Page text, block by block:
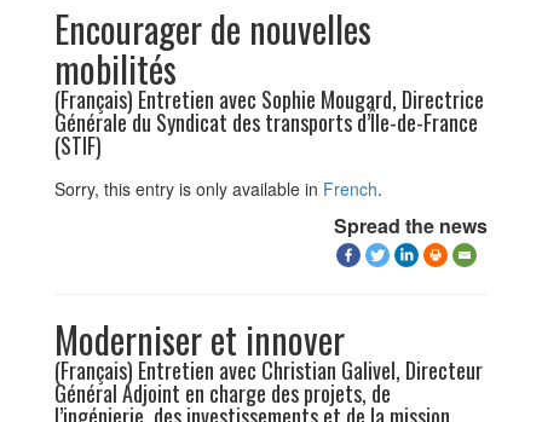
Encourager de nouvelles
mobilités
(Français) Entretien avec Sophie Mougard, Directrice
Générale du Syndicat des transports d’Île-de-France
(STIF)
Sorry, this entry is only available in French.
Spread the news
Moderniser et innover
(Français) Entretien avec Christian Galivel, Directeur
Général Adjoint en charge des projets, de